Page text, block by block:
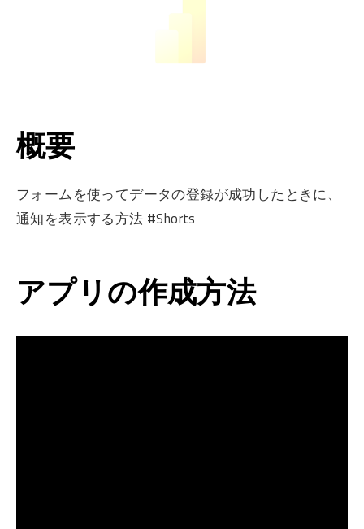
概要
フォームを使ってデータの登録が成功したときに、
通知を表示する方法 #Shorts
アプリの作成方法